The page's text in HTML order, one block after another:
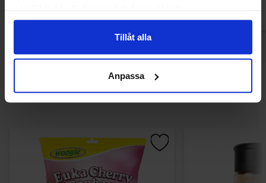
Tillåt alla
Anpassa
Andre kunne lide